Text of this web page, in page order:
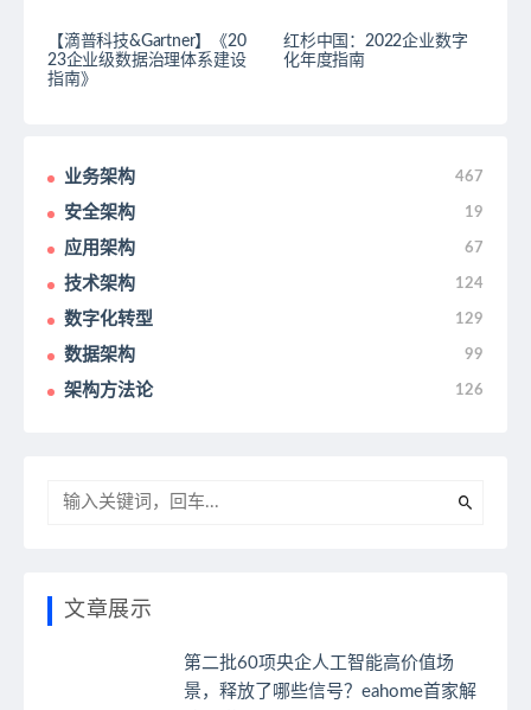
【滴普科技&Gartner】《20
23企业级数据治理体系建设
指南》
红杉中国：2022企业数字
化年度指南
业务架构 467
安全架构 19
应用架构 67
技术架构 124
数字化转型 129
数据架构 99
架构方法论 126
文章展示
第二批60项央企人工智能高价值场
景，释放了哪些信号？eahome首家解